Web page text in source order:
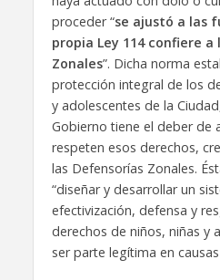
proceder “se ajustó a las
propia Ley 114 confiere a
Zonales”. Dicha norma
protección integral de los
y adolescentes de la
Gobierno tiene el deber de
respeten esos derechos,
las Defensorías Zonales.
“diseñar y desarrollar un
efectivización, defensa y
derechos de niños, niñas y
ser parte legítima en